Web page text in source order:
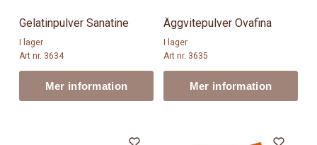
Gelatinpulver Sanatine
I lager
Art nr. 3634
Mer information
Äggvitepulver Ovafina
I lager
Art nr. 3635
Mer information